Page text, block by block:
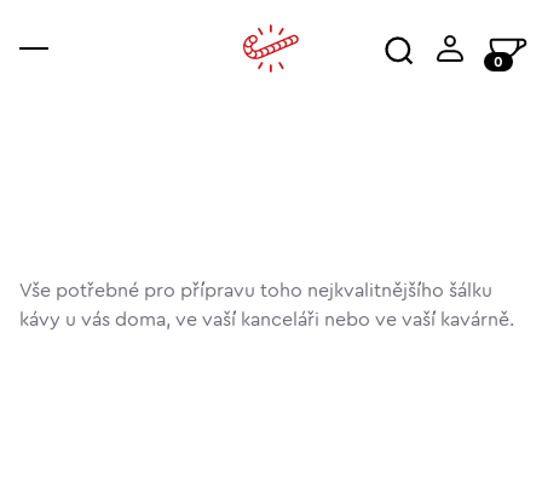
0
Vše potřebné pro přípravu toho nejkvalitnějšího šálku
kávy u vás doma, ve vaší kanceláři nebo ve vaší kavárně.